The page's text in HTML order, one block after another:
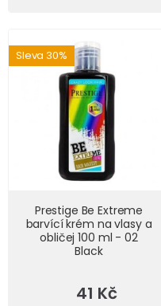
Sleva 30%
Prestige Be Extreme
barvící krém na vlasy a
obličej 100 ml - 02
Black
41 Kč